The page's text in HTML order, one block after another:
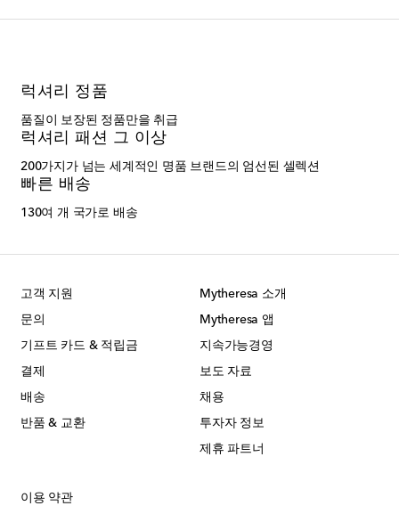
럭셔리 정품
품질이 보장된 정품만을 취급
럭셔리 패션 그 이상
200가지가 넘는 세계적인 명품 브랜드의 엄선된 셀렉션
빠른 배송
130여 개 국가로 배송
고객 지원
문의
기프트 카드 & 적립금
결제
배송
반품 & 교환
Mytheresa 소개
Mytheresa 앱
지속가능경영
보도 자료
채용
투자자 정보
제휴 파트너
이용 약관